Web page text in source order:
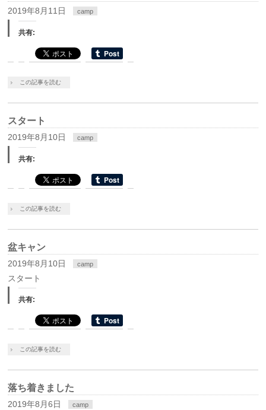
2019年8月11日 camp
共有:
この記事を読む
スタート
2019年8月10日 camp
共有:
この記事を読む
盆キャン
2019年8月10日 camp
スタート
共有:
この記事を読む
落ち着きました
2019年8月6日 camp